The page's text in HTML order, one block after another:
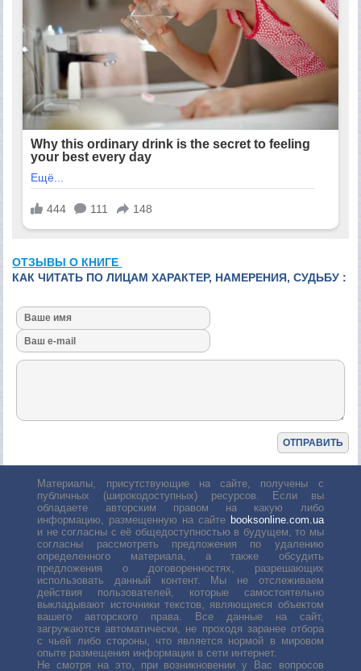
ОТЗЫВЫ О КНИГЕ
КАК ЧИТАТЬ ПО ЛИЦАМ ХАРАКТЕР, НАМЕРЕНИЯ, СУДЬБУ :
Материалы, присутствующие на сайте, получены с
публичных (широкодоступных) ресурсов. Если вы
обладаете авторским правом на какую либо
информацию, размещенную на сайте booksonline.com.ua
и не согласны с её общедоступностью в будущем, то мы
согласны рассмотреть предложения по удалению
определенного материала, а также обсудить
предложения о договоренностях, разрешающих
использовать данный контент. Мы не отслеживаем
действия пользователей, которые самостоятельно
выкладывают источники текстов, являющиеся объектом
вашего авторского права. Все данные на сайт,
загружаются автоматически, не проходя заранее отбора
с чьей либо стороны, что является нормой в мировом
опыте размещения информации в сети интернет.
Не смотря на это, при возникновении у Вас вопросов